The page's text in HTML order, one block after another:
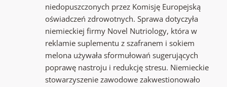
niedopuszczonych przez Komisję Europejską
oświadczeń zdrowotnych. Sprawa dotyczyła
niemieckiej firmy Novel Nutriology, która w
reklamie suplementu z szafranem i sokiem
melona używała sformułowań sugerujących
poprawę nastroju i redukcję stresu. Niemieckie
stowarzyszenie zawodowe zakwestionowało